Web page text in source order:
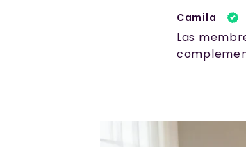
Camila
Las